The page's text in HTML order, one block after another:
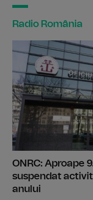
Radio România
ONRC: Aproape
suspendat
anului